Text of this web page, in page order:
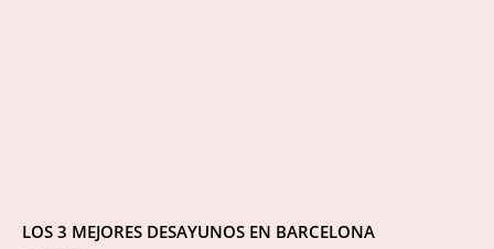
LOS 3 MEJORES DESAYUNOS EN BARCELONA